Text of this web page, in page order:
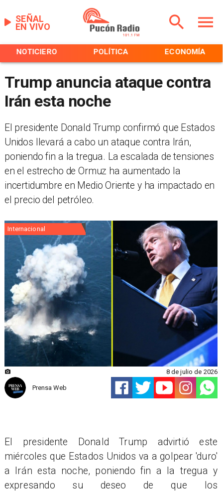
EN VIVO
SEÑAL
NOTICIERO POLÍTICA ECONOMÍA
Trump anuncia ataque contra
Irán esta noche
El presidente Donald Trump confirmó que Estados
Unidos llevará a cabo un ataque contra Irán,
poniendo fin a la tregua. La escalada de tensiones
en el estrecho de Ormuz ha aumentado la
incertidumbre en Medio Oriente y ha impactado en
el precio del petróleo.
Internacional
Prensa Web
8 de julio de 2026
El presidente Donald Trump advirtió este
miércoles que Estados Unidos va a golpear 'duro'
a Irán esta noche, poniendo fin a la tregua y
expresando su deseo de que los